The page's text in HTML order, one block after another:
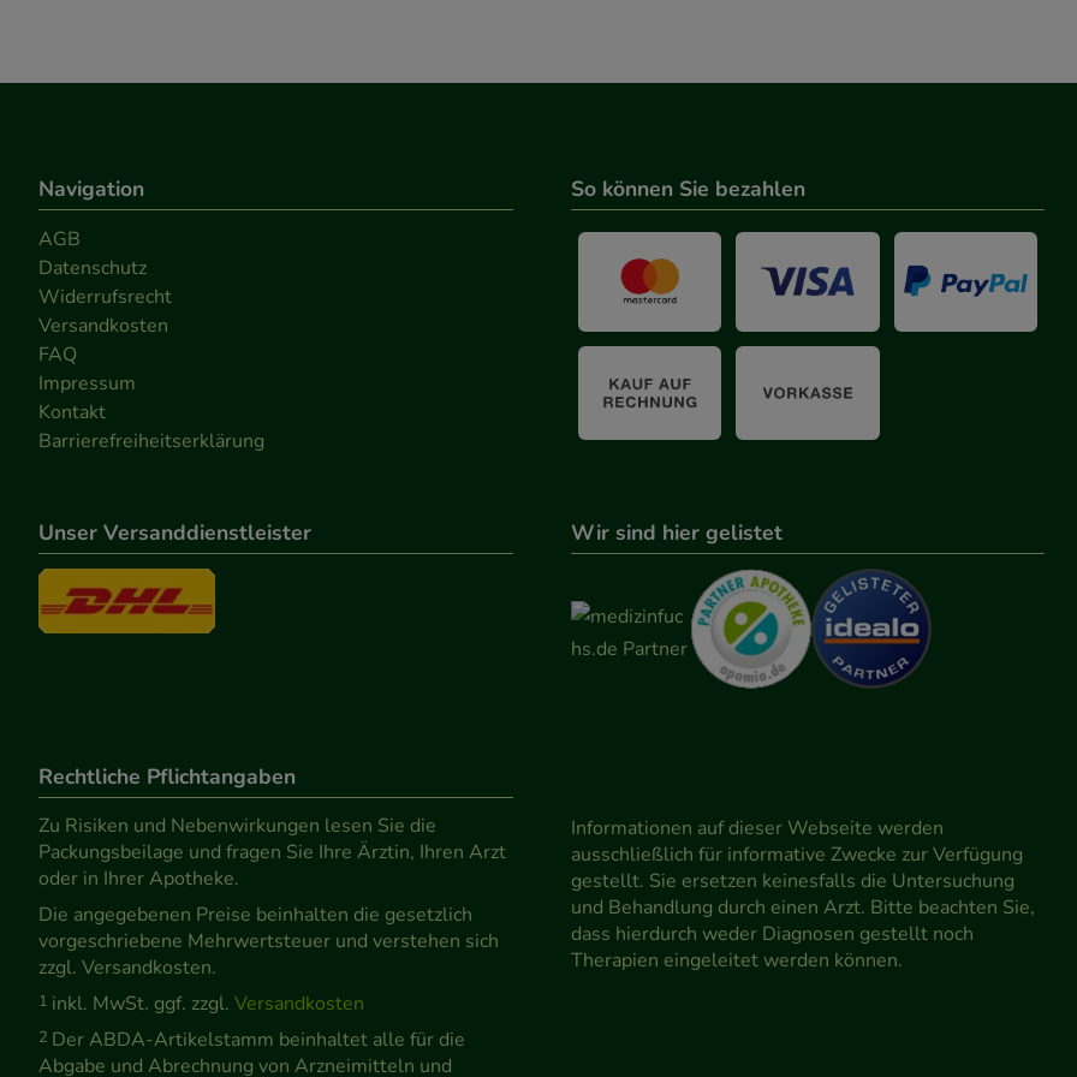
Navigation
AGB
Datenschutz
Widerrufsrecht
Versandkosten
FAQ
Impressum
Kontakt
Barrierefreiheitserklärung
So können Sie bezahlen
Unser Versanddienstleister Wir sind hier gelistet
Rechtliche Pflichtangaben
Zu Risiken und Nebenwirkungen lesen Sie die
Packungsbeilage und fragen Sie Ihre Ärztin, Ihren Arzt
oder in Ihrer Apotheke.
Die angegebenen Preise beinhalten die gesetzlich
vorgeschriebene Mehrwertsteuer und verstehen sich
zzgl. Versandkosten.
1 inkl. MwSt. ggf. zzgl. Versandkosten
2 Der ABDA-Artikelstamm beinhaltet alle für die
Abgabe und Abrechnung von Arzneimitteln und
Informationen auf dieser Webseite werden
ausschließlich für informative Zwecke zur Verfügung
gestellt. Sie ersetzen keinesfalls die Untersuchung
und Behandlung durch einen Arzt. Bitte beachten Sie,
dass hierdurch weder Diagnosen gestellt noch
Therapien eingeleitet werden können.